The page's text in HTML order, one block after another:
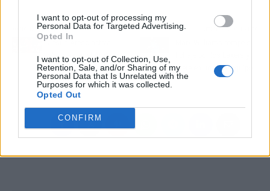
I want to opt-out of processing my
Personal Data for Targeted Advertising.
Opted In
I want to opt-out of Collection, Use,
Retention, Sale, and/or Sharing of my
Personal Data that Is Unrelated with the
Purposes for which it was collected.
Opted Out
CONFIRM
Artículo anterior
alarmas en el Athletic
tras llamada de la
Premier
Artículo siguiente
mete en un lío al equipo